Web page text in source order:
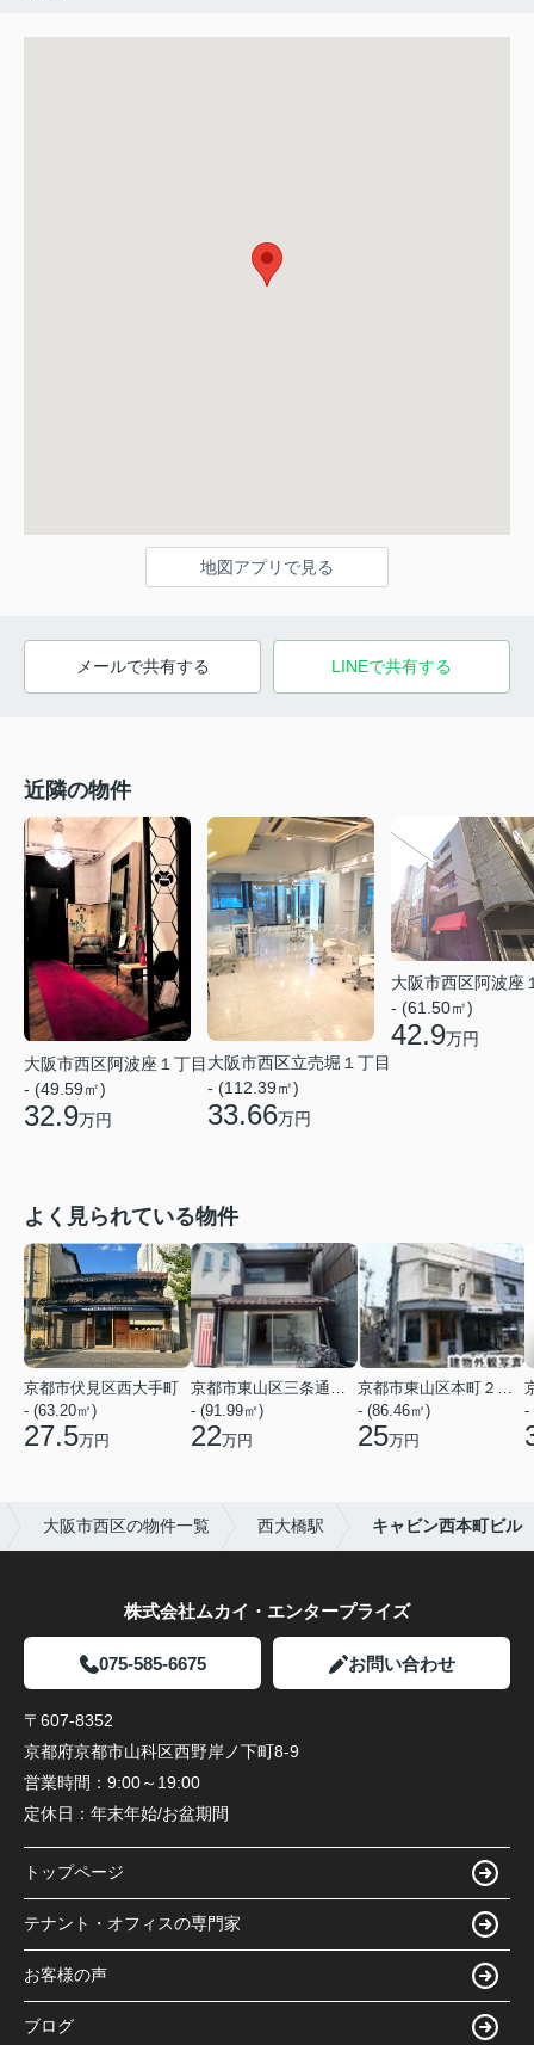
地図アプリで見る
メールで共有する LINEで共有する
近隣の物件
大阪市西区阿波座１丁目
- (49.59㎡)
32.9万円
大阪市西区立売堀１丁目
- (112.39㎡)
33.66万円
大阪市西区阿波座
- (61.50㎡)
42.9万円
よく見られている物件
京都市伏見区西大手町
- (63.20㎡)
27.5万円
- (91.99㎡)
22万円
- (86.46㎡)
25万円
-
大阪市西区の物件一覧 西大橋駅 キャビン西本町ビル
株式会社ムカイ・エンタープライズ
075-585-6675 お問い合わせ
〒607-8352
京都府京都市山科区西野岸ノ下町8-9
営業時間： 9:00～19:00
定休日： 年末年始/お盆期間
トップページ
テナント・オフィスの専門家
お客様の声
ブログ